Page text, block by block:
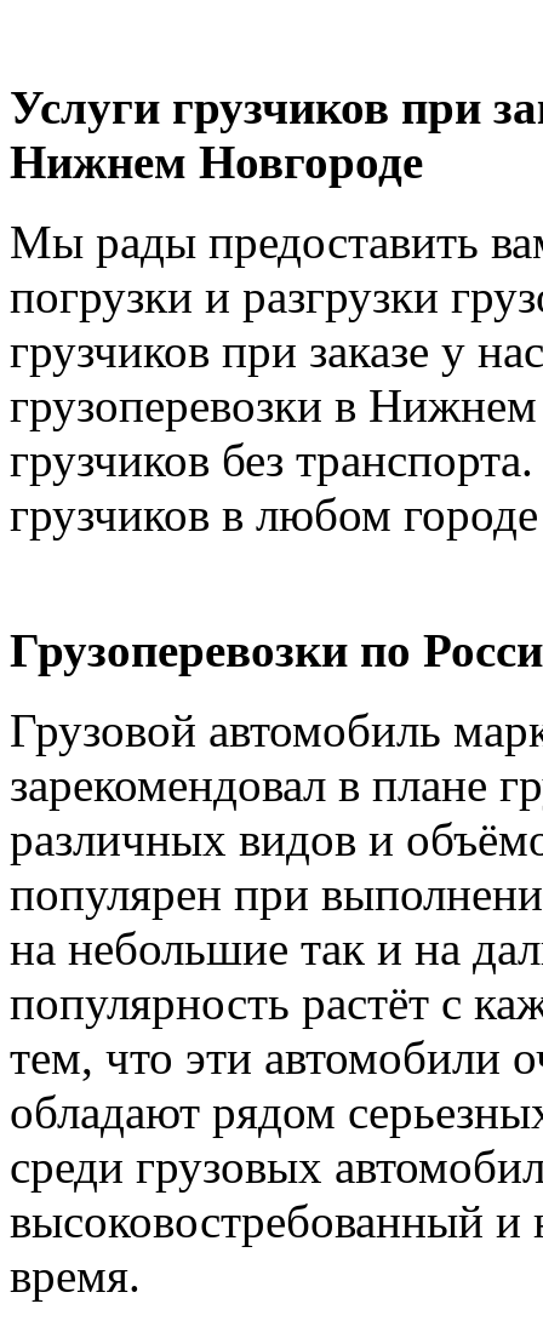
Услуги грузчиков при
Нижнем Новгороде
Мы рады предоставить
погрузки и разгрузки
грузчиков при заказе у
грузоперевозки в
грузчиков без
грузчиков в любом
Грузоперевозки по
Грузовой автомобиль
зарекомендовал в плане
различных видов и
популярен при
на небольшие так и на
популярность растёт с
тем, что эти автомобили
обладают рядом
среди грузовых
высоковостребованный и
время.